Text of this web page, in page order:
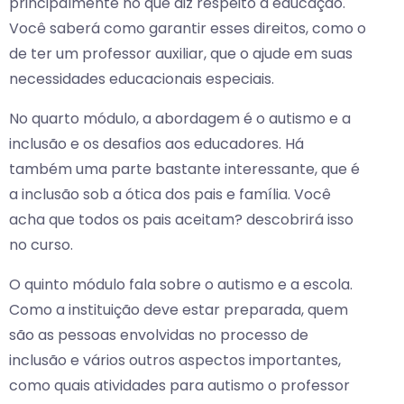
Você saberá como garantir esses direitos, como o
de ter um professor auxiliar, que o ajude em suas
necessidades educacionais especiais.
No quarto módulo, a abordagem é o autismo e a
inclusão e os desafios aos educadores. Há
também uma parte bastante interessante, que é
a inclusão sob a ótica dos pais e família. Você
acha que todos os pais aceitam? descobrirá isso
no curso.
O quinto módulo fala sobre o autismo e a escola.
Como a instituição deve estar preparada, quem
são as pessoas envolvidas no processo de
inclusão e vários outros aspectos importantes,
como quais atividades para autismo o professor